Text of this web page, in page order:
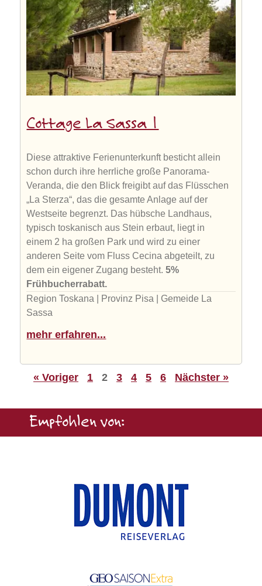
Cottage La Sassa 1
Diese attraktive Ferienunterkunft besticht allein
schon durch ihre herrliche große Panorama-
Veranda, die den Blick freigibt auf das Flüsschen
„La Sterza“, das die gesamte Anlage auf der
Westseite begrenzt. Das hübsche Landhaus,
typisch toskanisch aus Stein erbaut, liegt in
einem 2 ha großen Park und wird zu einer
anderen Seite vom Fluss Cecina abgeteilt, zu
dem ein eigener Zugang besteht.5%
Frühbucherrabatt.
Region Toskana | Provinz Pisa | Gemeide La
Sassa
mehr erfahren...
« Voriger 1 2 3 4 5 6 Nächster »
Empfohlen von: